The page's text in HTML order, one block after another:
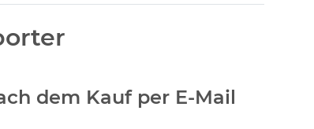
dem Kauf per E-Mail